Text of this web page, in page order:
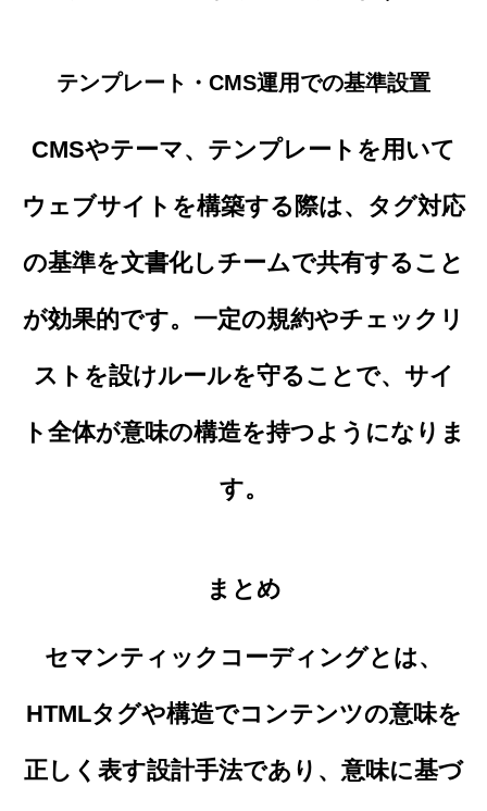
テンプレート・CMS運用での基準設置
CMSやテーマ、テンプレートを用いて
ウェブサイトを構築する際は、タグ対応
の基準を文書化しチームで共有すること
が効果的です。一定の規約やチェックリ
ストを設けルールを守ることで、サイ
ト全体が意味の構造を持つようになりま
す。
まとめ
セマンティックコーディングとは、
HTMLタグや構造でコンテンツの意味を
正しく表す設計手法であり、意味に基づ